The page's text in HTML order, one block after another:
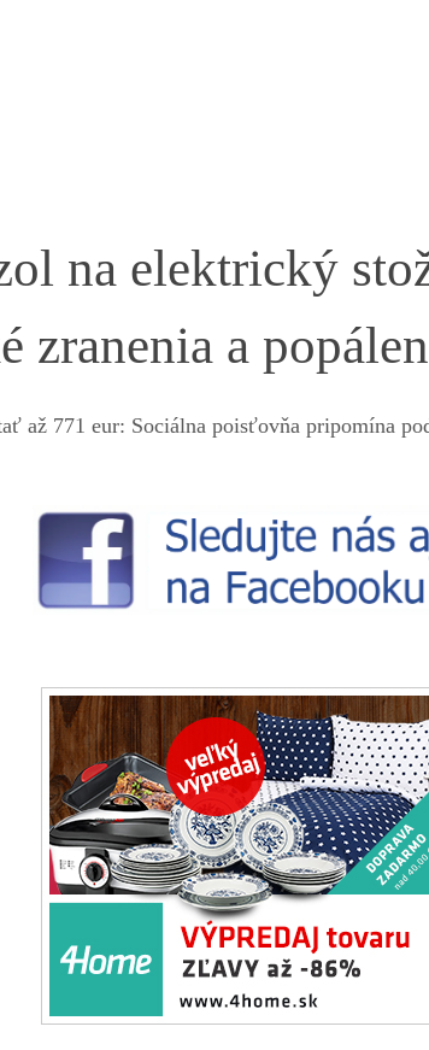
na elektrický
zranenia a
až 771 eur: Sociálna poisťovňa pripomína